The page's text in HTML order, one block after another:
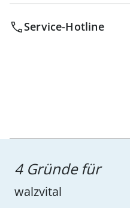
Service-Hotline
4 Gründe für
walzvital